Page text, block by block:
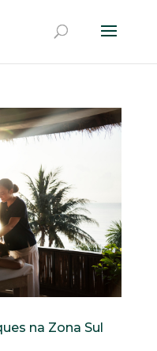
na Zona Sul